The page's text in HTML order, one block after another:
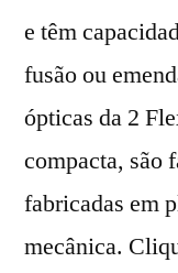
e têm
fusão ou
ópticas da 2
compacta, são
fabricadas em
mecânica.